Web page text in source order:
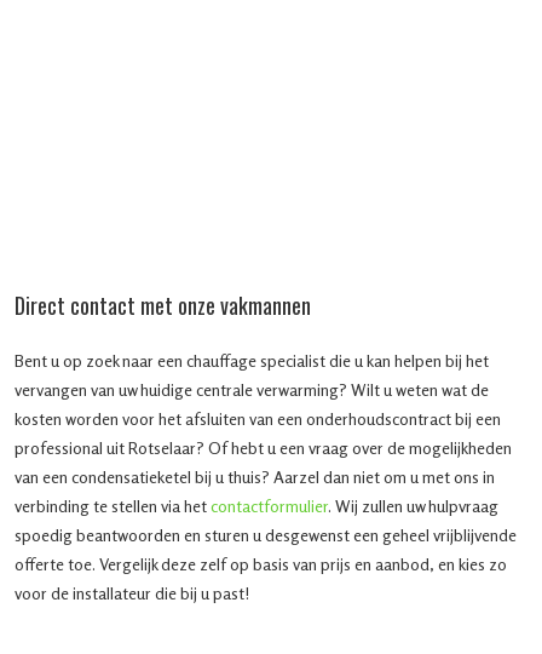
Direct contact met onze vakmannen
Bent u op zoek naar een chauffage specialist die u kan helpen bij het
vervangen van uw huidige centrale verwarming? Wilt u weten wat de
kosten worden voor het afsluiten van een onderhoudscontract bij een
professional uit Rotselaar? Of hebt u een vraag over de mogelijkheden
van een condensatieketel bij u thuis? Aarzel dan niet om u met ons in
verbinding te stellen via hetcontactformulier. Wij zullen uw hulpvraag
spoedig beantwoorden en sturen u desgewenst een geheel vrijblijvende
offerte toe. Vergelijk deze zelf op basis van prijs en aanbod, en kies zo
voor de installateur die bij u past!